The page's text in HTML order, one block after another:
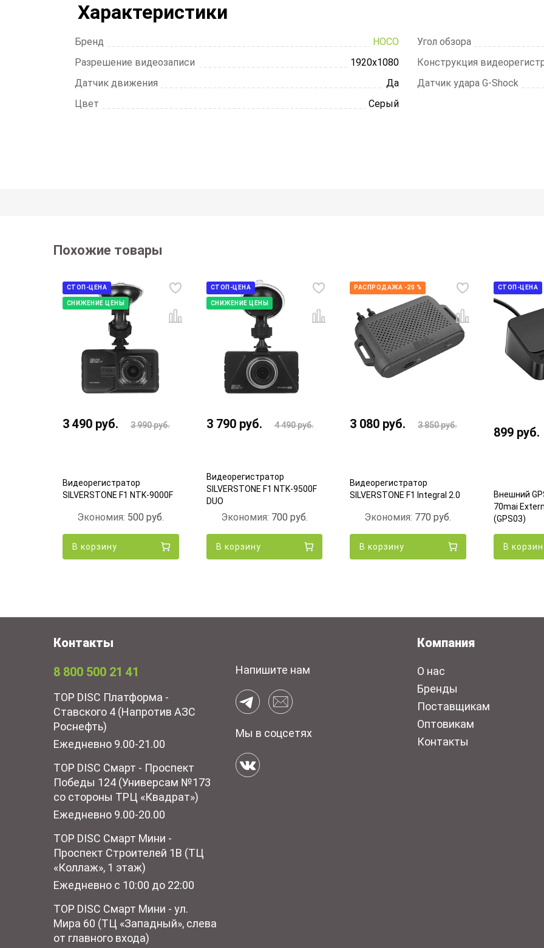
Характеристики
Бренд HOCO Угол обзора
Разрешение видеозаписи
1920х1080 Конструкция
Датчик движения
Да Датчик удара G-Shock
Цвет
Серый
Похожие товары
СТОП-ЦЕНА
СНИЖЕНИЕ ЦЕНЫ
3 490 руб. 3 990руб.
Видеорегистратор
SILVERSTONE F1 NTK-9000F
Экономия: 500руб.
В корзину
СТОП-ЦЕНА
СНИЖЕНИЕ ЦЕНЫ
3 790 руб. 4 490руб.
Видеорегистратор
SILVERSTONE F1 NTK-9500F
DUO
Экономия: 700 руб.
В корзину
РАСПРОДАЖА -20 %
3 080 руб. 3 850руб.
Видеорегистратор
SILVERSTONE F1 Integral 2.0
Экономия: 770руб.
В корзину
СТОП-ЦЕНА
899 руб.
Внешний
70mai
(GPS03)
В
Контакты
8 800 500 21 41
TOP DISC Платформа -
Ставского 4 (Напротив АЗС
Роснефть)
Ежедневно 9.00-21.00
TOP DISC Смарт - Проспект
Победы 124 (Универсам №173
со стороны ТРЦ «Квадрат»)
Ежедневно 9.00-20.00
TOP DISC Смарт Мини -
Проспект Строителей 1В (ТЦ
«Коллаж», 1 этаж)
Ежедневно с 10:00 до 22:00
TOP DISC Смарт Мини - ул.
Мира 60 (ТЦ «Западный», слева
от главного входа)
Напишите нам
Мы в соцсетях
Компания
О нас
Бренды
Поставщикам
Оптовикам
Контакты